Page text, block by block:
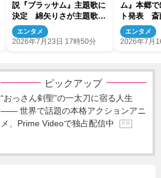
説『ブラッサム』主題歌に
決定 綿矢りさが主題歌原
作小説を書き下ろし
エンタメ
2026年7月23日 17時50分
ム』本郷
ト発表 斎
り・ヨネ
エンタメ
2026年7月
ピックアップ
“おっさん剣聖”の一太刀に宿る人生
―― 世界で話題の本格アクションアニ
メ、Prime Videoで独占配信中
P R